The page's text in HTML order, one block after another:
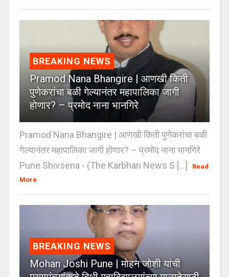
BREAKING NEWS
Pramod Nana Bhangire | आणखी किती
पुणेकरांचा बळी गेल्यानंतर महापालिका जागी
होणार? – प्रमोद नाना भानगिरे
Pramod Nana Bhangire | आणखी किती पुणेकरांचा बळी
गेल्यानंतर महापालिका जागी होणार? – प्रमोद नाना भानगिरे
Pune Shivsena - (The Karbhari News S [...]
Read
More
BREAKING NEWS
Mohan Joshi Pune | मोहन जोशी यांची